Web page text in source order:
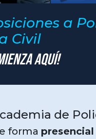
a
Civil
Aquí!
de
forma presencial